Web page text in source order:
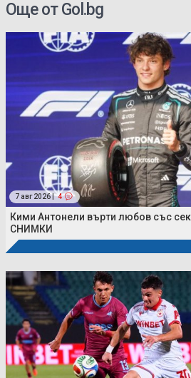
Още от Gol.bg
7 авг 2026 | 4
Кими Антонели върти любов със
СНИМКИ